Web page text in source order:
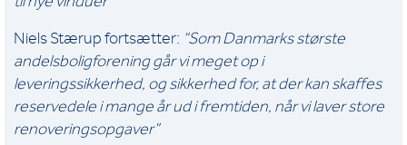
Niels Stærup fortsætter: “Som Danmarks største
andelsboligforening går vi meget op i
leveringssikkerhed, og sikkerhed for, at der kan skaffes
reservedele i mange år ud i fremtiden, når vi laver store
renoveringsopgaver”